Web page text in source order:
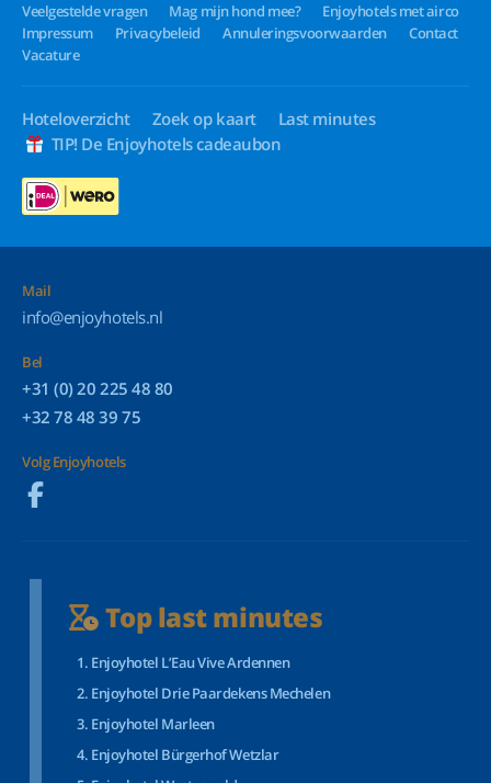
Veelgestelde vragen Mag mijn hond mee?
Enjoyhotels met airco
Impressum
Privacybeleid Annuleringsvoorwaarden
Contact
Vacature
Hoteloverzicht Zoek op kaart
Last minutes
TIP! De Enjoyhotels cadeaubon
Mail
info@enjoyhotels.nl
Bel
+31 (0) 20 225 48 80
+32 78 48 39 75
Volg Enjoyhotels
Top last minutes
Enjoyhotel L’Eau Vive Ardennen
Enjoyhotel Drie Paardekens Mechelen
Enjoyhotel Marleen
Enjoyhotel Bürgerhof Wetzlar